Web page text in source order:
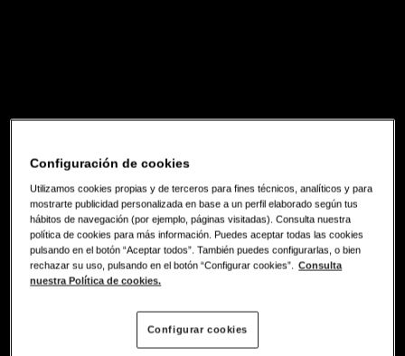
Configuración de cookies
Utilizamos cookies propias y de terceros para fines técnicos, analíticos y para
mostrarte publicidad personalizada en base a un perfil elaborado según tus
hábitos de navegación (por ejemplo, páginas visitadas). Consulta nuestra
política de cookies para más información. Puedes aceptar todas las cookies
pulsando en el botón “Aceptar todos”. También puedes configurarlas, o bien
rechazar su uso, pulsando en el botón “Configurar cookies”. Consulta
nuestra Política de cookies.
Configurar cookies